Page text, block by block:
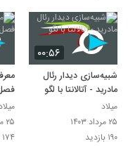
۰۰:۵۶
شبیه‌سازی دیدار رئال
مادرید - آتالانتا با لگو
میلاد
۲۵ مرداد ۱۴۰۳
۱۹۰ بازدید
فصل
۲۵ مرداد ۱۴۰۳
۱۷۴ بازدید